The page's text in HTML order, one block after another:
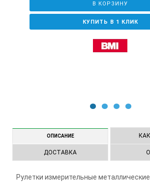
В КОРЗИНУ
КУПИТЬ В 1 КЛИК
ОПИСАНИЕ
ДОСТАВКА
Рулетки измерительные